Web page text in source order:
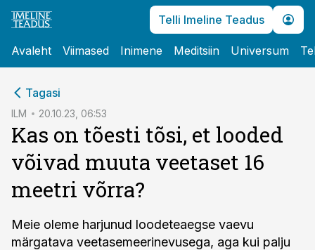
Telli Imeline Teadus
Avaleht Viimased Inimene Meditsiin Universum
Tagasi
ILM 20.10.23, 06:53
Kas on tõesti tõsi, et looded
võivad muuta veetaset 16
meetri võrra?
Meie oleme harjunud loodeteaegse vaevu
märgatava veetaseme­erinevusega, aga kui palju